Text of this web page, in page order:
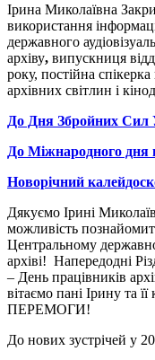
Ірина Миколаївна
використання
державного
архіву, випускниця
року, постійна спікерка
архівних світлин і
До Дня Збройних Сил
До Міжнародного дня
Новорічний
Дякуємо Ірині
можливість
Центральному
архіві! Напередодні
– День працівників
вітаємо пані Ірину та
ПЕРЕМОГИ!
До нових зустрічей у